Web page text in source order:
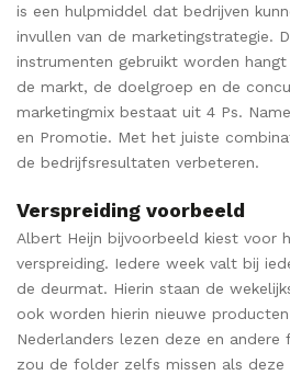
is een hulpmiddel dat bedrijven
invullen van de marketingstrategie.
instrumenten gebruikt worden
de markt, de doelgroep en de
marketingmix bestaat uit 4 Ps.
en Promotie. Met het juiste
de bedrijfsresultaten verbeteren.
Verspreiding voorbeeld
Albert Heijn bijvoorbeeld kiest voor
verspreiding. Iedere week valt bij
de deurmat. Hierin staan de
ook worden hierin nieuwe
Nederlanders lezen deze en andere
zou de folder zelfs missen als deze